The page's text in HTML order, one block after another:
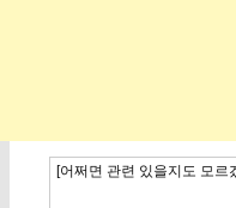
[어쩌면 관련 있을지도 모